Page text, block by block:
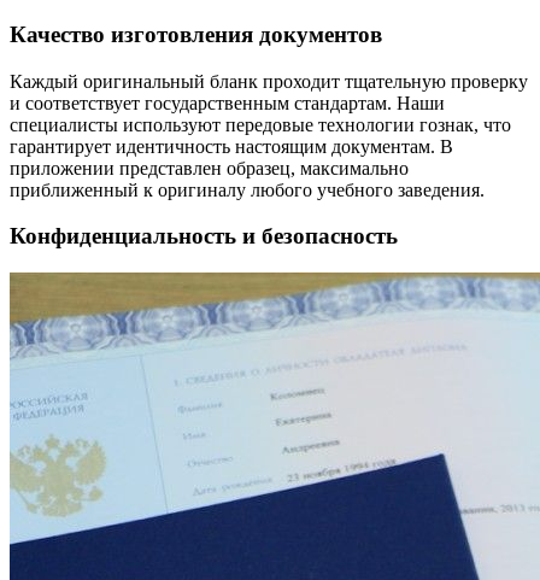
Качество изготовления документов
Каждый оригинальный бланк проходит тщательную проверку
и соответствует государственным стандартам. Наши
специалисты используют передовые технологии гознак, что
гарантирует идентичность настоящим документам. В
приложении представлен образец, максимально
приближенный к оригиналу любого учебного заведения.
Конфиденциальность и безопасность